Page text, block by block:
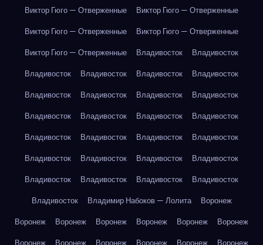
Виктор Гюго — Отверженные
Виктор Гюго — Отверженные
Виктор Гюго — Отверженные
Виктор Гюго — Отверженные
Виктор Гюго — Отверженные
Владивосток
Владивосток
Владивосток
Владивосток Владивосток
Владивосток
Владивосток
Владивосток Владивосток
Владивосток
Владивосток
Владивосток Владивосток
Владивосток
Владивосток
Владивосток Владивосток
Владивосток
Владивосток
Владивосток Владивосток
Владивосток
Владивосток
Владивосток Владивосток
Владивосток
Владивосток
Владимир Набоков — Лолита
Воронеж
Воронеж
Воронеж Воронеж Воронеж Воронеж
Воронеж
Воронеж
Воронеж Воронеж Воронеж Воронеж
Воронеж